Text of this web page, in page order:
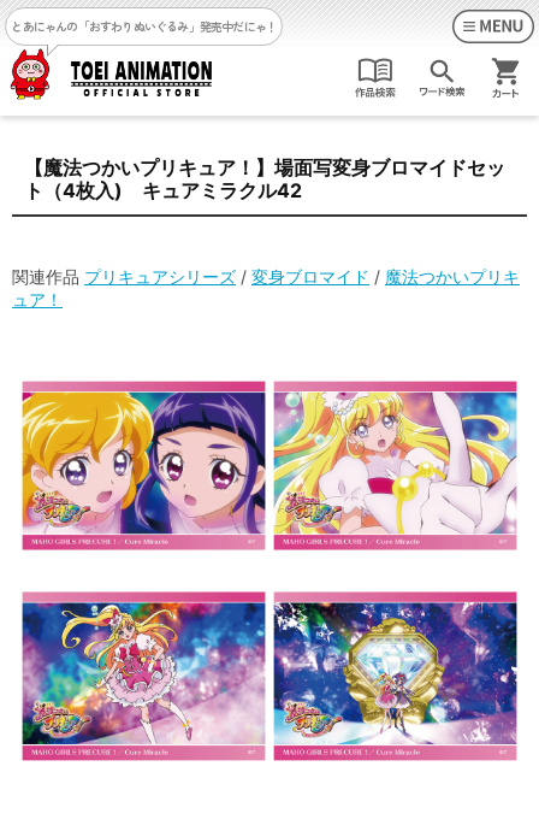
とあにゃんの「おすわりぬいぐるみ」発売中だにゃ！
【魔法つかいプリキュア！】場面写変身ブロマイドセッ
ト（4枚入) キュアミラクル42
関連作品 プリキュアシリーズ / 変身ブロマイド / 魔法つかいプリキ
ュア！